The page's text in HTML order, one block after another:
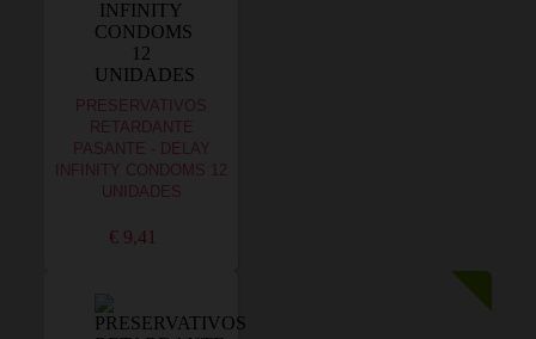
PRESERVATIVOS
RETARDANTE
PASANTE - DELAY
INFINITY CONDOMS 12
UNIDADES
€ 9,41